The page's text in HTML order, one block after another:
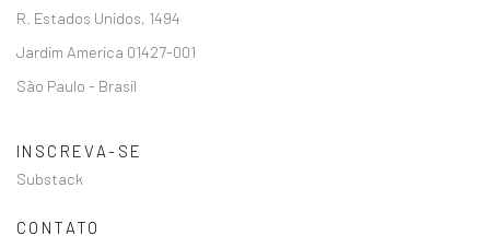
R. Estados Unidos, 1494
Jardim America 01427-001
São Paulo - Brasil
INSCREVA-SE
Substack
CONTATO